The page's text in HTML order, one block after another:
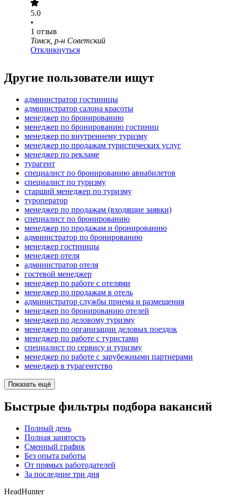
5.0
•
1 отзыв
Томск, р-н Советский
Откликнуться
Другие пользователи ищут
администратор гостиницы
администратор салона красоты
менеджер по бронированию
менеджер по бронированию гостиниц
менеджер по внутреннему туризму
менеджер по продажам туристических услуг
менеджер по рекламе
турагент
специалист по бронированию авиабилетов
специалист по туризму
старший менеджер по туризму
туроператор
менеджер по продажам (входящие заявки)
специалист по бронированию
менеджер по продажам и бронированию
администратор по бронированию
менеджер гостиницы
менеджер отеля
администратор отеля
гостевой менеджер
менеджер по работе с отелями
менеджер по продажам в отель
администратор службы приема и размещения
менеджер по бронированию отелей
менеджер по деловому туризму
менеджер по организации деловых поездок
менеджер по работе с туристами
специалист по сервису и туризму
менеджер по работе с зарубежными партнерами
менеджер в турагентство
Показать ещё
Быстрые фильтры подбора вакансий
Полный день
Полная занятость
Сменный график
Без опыта работы
От прямых работодателей
За последние три дня
HeadHunter